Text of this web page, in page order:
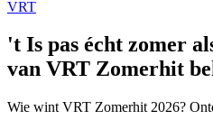
VRT
't Is pas écht zomer
van VRT Zomerhit
Wie wint VRT Zomerhit 2026?